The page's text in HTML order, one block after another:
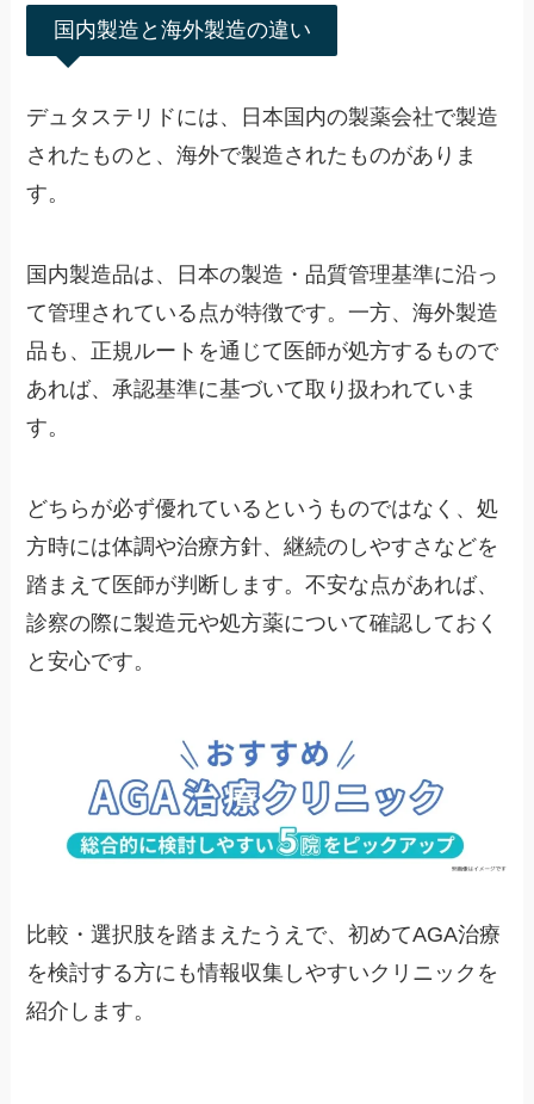
国内製造と海外製造の違い
デュタステリドには、日本国内の製薬会社で製造
されたものと、海外で製造されたものがありま
す。
国内製造品は、日本の製造・品質管理基準に沿っ
て管理されている点が特徴です。一方、海外製造
品も、正規ルートを通じて医師が処方するもので
あれば、承認基準に基づいて取り扱われていま
す。
どちらが必ず優れているというものではなく、処
方時には体調や治療方針、継続のしやすさなどを
踏まえて医師が判断します。不安な点があれば、
診察の際に製造元や処方薬について確認しておく
と安心です。
比較・選択肢を踏まえたうえで、初めてAGA治療
を検討する方にも情報収集しやすいクリニックを
紹介します。